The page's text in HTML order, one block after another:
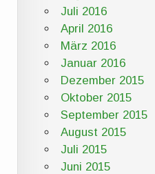
Juli 2016
April 2016
März 2016
Januar 2016
Dezember 2015
Oktober 2015
September 2015
August 2015
Juli 2015
Juni 2015